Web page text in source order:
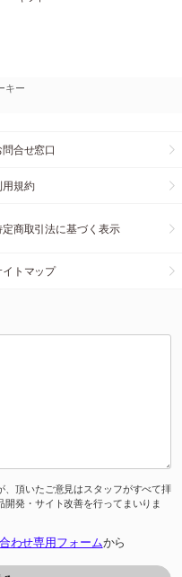
キー
問合せ窓口
用規約
定商取引法に基づく表示
イトマップ
、頂いたご意見はスタッフがすべて拝
発・サイト改善を行ってまいりま
わせ専用フォームから